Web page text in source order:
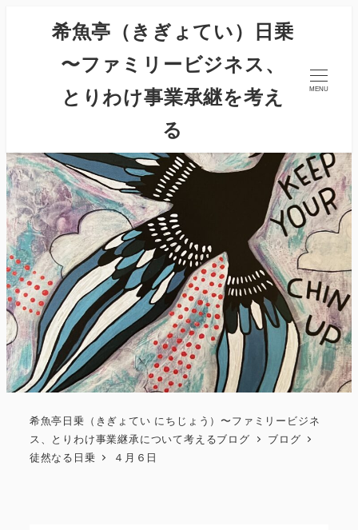
希魚亭（きぎょてい）日乗
〜ファミリービジネス、
とりわけ事業承継を考え
る
MENU
希魚亭日乗（きぎょてい にちじょう）〜ファミリービジネ
ス、とりわけ事業継承について考えるブログ
ブログ
徒然なる日乗
４月６日